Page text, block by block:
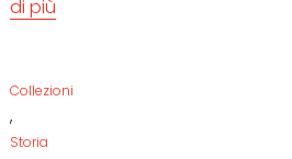
di più
Collezioni
,
Storia